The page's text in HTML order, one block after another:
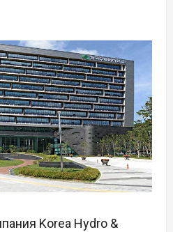
Korea Hydro &